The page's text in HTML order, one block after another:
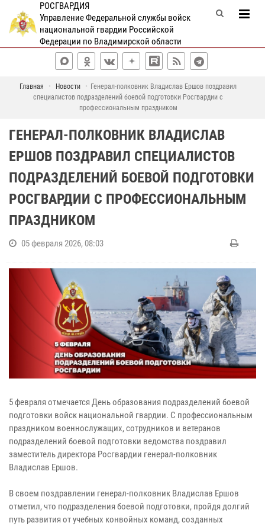
РОСГВАРДИЯ
Управление Федеральной службы войск
национальной гвардии Российской
Федерации по Владимирской области
Главная Новости
Генерал-полковник Владислав Ершов поздравил
специалистов подразделений боевой подготовки Росгвардии с
профессиональным праздником
ГЕНЕРАЛ-ПОЛКОВНИК ВЛАДИСЛАВ
ЕРШОВ ПОЗДРАВИЛ СПЕЦИАЛИСТОВ
ПОДРАЗДЕЛЕНИЙ БОЕВОЙ ПОДГОТОВКИ
РОСГВАРДИИ С ПРОФЕССИОНАЛЬНЫМ
ПРАЗДНИКОМ
05 февраля 2026, 08:03
5 февраля отмечается День образования подразделений боевой
подготовки войск национальной гвардии. С профессиональным
праздником военнослужащих, сотрудников и ветеранов
подразделений боевой подготовки ведомства поздравил
заместитель директора Росгвардии генерал-полковник
Владислав Ершов.
В своем поздравлении генерал-полковник Владислав Ершов
отметил, что подразделения боевой подготовки, пройдя долгий
путь развития от учебных конвойных команд, созданных